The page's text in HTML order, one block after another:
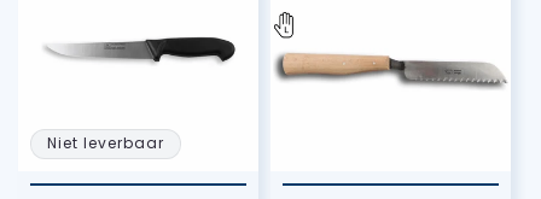
Niet leverbaar